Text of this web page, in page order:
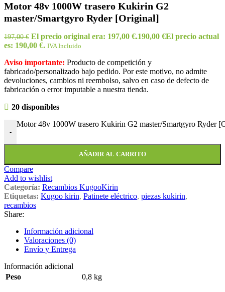
Motor 48v 1000W trasero Kukirin G2
master/Smartgyro Ryder [Original]
197,00€ El precio original era: 197,00 €.190,00 €El precio actual
es: 190,00 €. IVA Incluido
Aviso importante: Producto de competición y
fabricado/personalizado bajo pedido. Por este motivo, no admite
devoluciones, cambios ni reembolso, salvo en caso de defecto de
fabricación o error imputable a nuestra tienda.
20 disponibles
-
Motor 48v 1000W trasero Kukirin G2 master/Smartgyro Ryder
AÑADIR AL CARRITO
Compare
Add to wishlist
Categoría: Recambios KugooKirin
Etiquetas: Kugoo kirin, Patinete eléctrico, piezas kukirin,
recambios
Share:
Información adicional
Valoraciones (0)
Envío y Entrega
Información adicional
Peso
0,8 kg